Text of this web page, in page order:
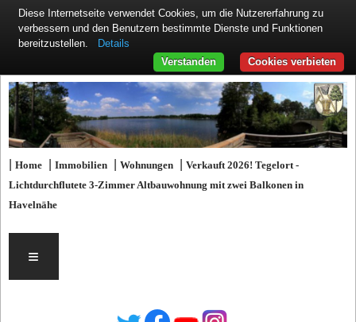
|Home |Immobilien |Wohnungen |Verkauft 2026! Tegelort -
Lichtdurchflutete 3-Zimmer Altbauwohnung mit zwei Balkonen in
Havelnähe
≡
Diese Internetseite verwendet Cookies, um die Nutzererfahrung zu
verbessern und den Benutzern bestimmte Dienste und Funktionen
bereitzustellen.
Details
Cookies verbieten
Verstanden